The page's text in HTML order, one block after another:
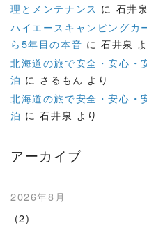
理とメンテナンス に 石井泉
ハイエースキャンピングカ
ら5年目の本音 に石井泉
北海道の旅で安全・安心・
泊 に さるもん より
北海道の旅で安全・安心・
泊 に石井泉 より
アーカイブ
2026年8月
(2)